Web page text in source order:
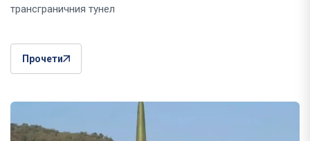
трансграничния тунел
Прочети